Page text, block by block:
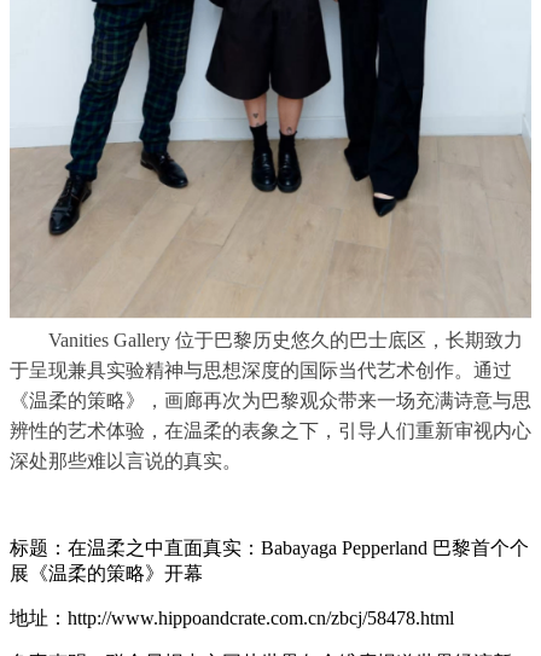
Vanities Gallery 位于巴黎历史悠久的巴士底区，长期致力
于呈现兼具实验精神与思想深度的国际当代艺术创作。通过
《温柔的策略》，画廊再次为巴黎观众带来一场充满诗意与思
辨性的艺术体验，在温柔的表象之下，引导人们重新审视内心
深处那些难以言说的真实。
标题：在温柔之中直面真实：Babayaga Pepperland 巴黎首个个
展《温柔的策略》开幕
地址：http://www.hippoandcrate.com.cn/zbcj/58478.html